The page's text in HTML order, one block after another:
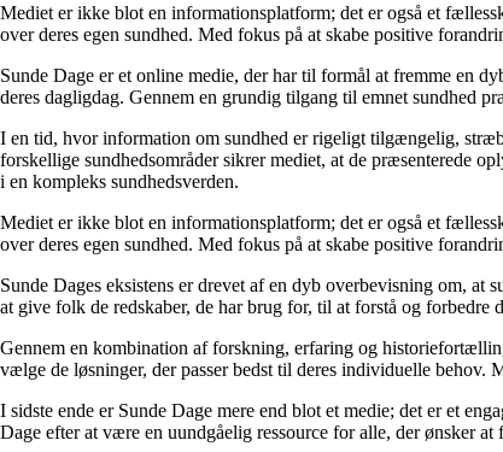
Mediet er ikke blot en informationsplatform; det er også et
over deres egen sundhed. Med fokus på at skabe positive
Sunde Dage er et online medie, der har til formål at fremme en
deres dagligdag. Gennem en grundig tilgang til emnet sundhed
I en tid, hvor information om sundhed er rigeligt tilgængelig,
forskellige sundhedsområder sikrer mediet, at de præsenterede
i en kompleks sundhedsverden.
Mediet er ikke blot en informationsplatform; det er også et
over deres egen sundhed. Med fokus på at skabe positive
Sunde Dages eksistens er drevet af en dyb overbevisning om,
at give folk de redskaber, de har brug for, til at forstå og
Gennem en kombination af forskning, erfaring og
vælge de løsninger, der passer bedst til deres individuelle
I sidste ende er Sunde Dage mere end blot et medie; det er et
Dage efter at være en uundgåelig ressource for alle, der ønsker